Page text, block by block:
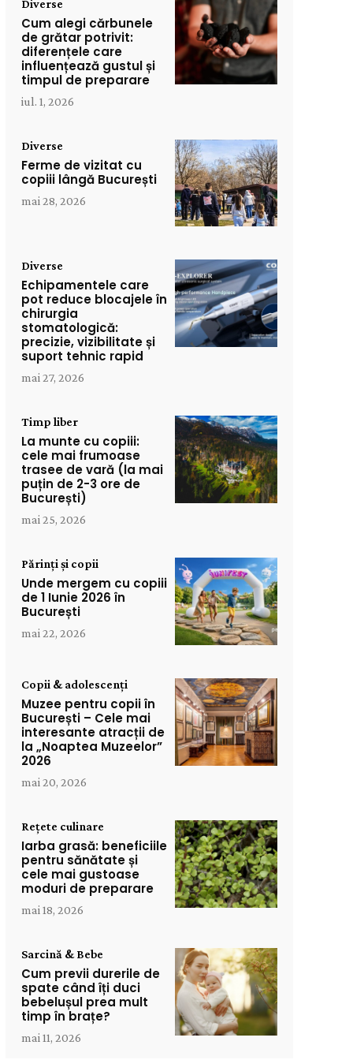
Diverse
Cum alegi cărbunele
de grătar potrivit:
diferențele care
influențează gustul și
timpul de preparare
iul. 1, 2026
Diverse
Ferme de vizitat cu
copiii lângă București
mai 28, 2026
Diverse
Echipamentele care
pot reduce blocajele în
chirurgia
stomatologică:
precizie, vizibilitate și
suport tehnic rapid
mai 27, 2026
Timp liber
La munte cu copiii:
cele mai frumoase
trasee de vară (la mai
puțin de 2-3 ore de
București)
mai 25, 2026
Părinți și copii
Unde mergem cu copiii
de 1 Iunie 2026 în
București
mai 22, 2026
Copii & adolescenți
Muzee pentru copii în
București – Cele mai
interesante atracții de
la „Noaptea Muzeelor”
2026
mai 20, 2026
Rețete culinare
Iarba grasă: beneficiile
pentru sănătate și
cele mai gustoase
moduri de preparare
mai 18, 2026
Sarcină & Bebe
Cum previi durerile de
spate când îți duci
bebelușul prea mult
timp în brațe?
mai 11, 2026